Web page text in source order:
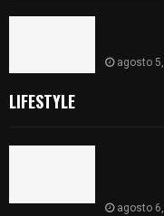
agosto
LIFESTYLE
agosto